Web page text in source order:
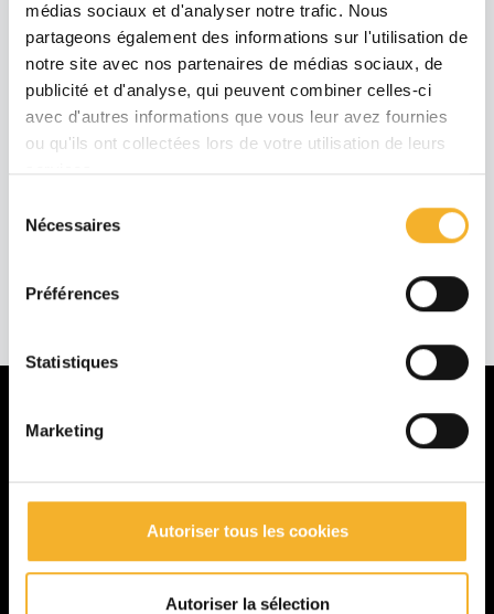
médias sociaux et d'analyser notre trafic. Nous
partageons également des informations sur l'utilisation de
notre site avec nos partenaires de médias sociaux, de
publicité et d'analyse, qui peuvent combiner celles-ci
avec d'autres informations que vous leur avez fournies
ou qu'ils ont collectées lors de votre utilisation de leurs
services.
Nécessaires
Préférences
Statistiques
Marketing
Autoriser tous les cookies
Autoriser la sélection
Galerie